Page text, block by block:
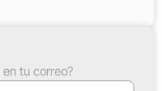
tu correo?